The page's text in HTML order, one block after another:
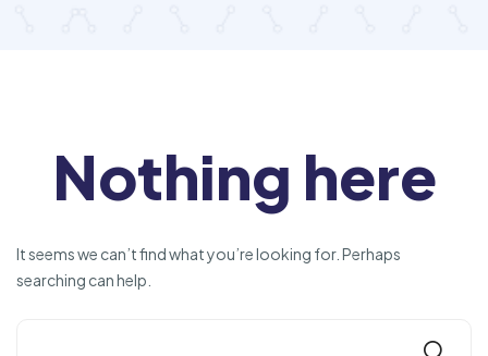
Nothing here
It seems we can’t find what you’re looking for. Perhaps
searching can help.